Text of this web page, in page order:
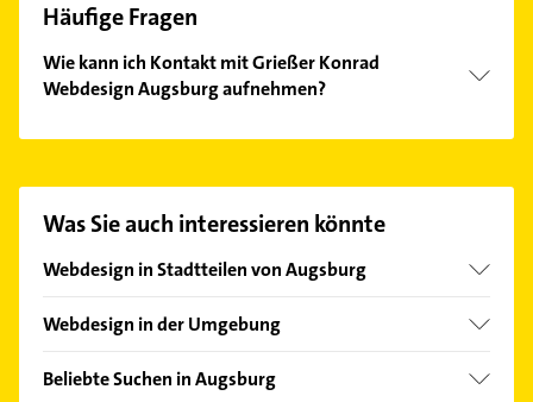
Häufige Fragen
Wie kann ich Kontakt mit Grießer Konrad
Webdesign Augsburg aufnehmen?
Hier finden Sie alleKontaktdaten
Was Sie auch interessieren könnte
Webdesign in Stadtteilen von Augsburg
Göggingen
Hochzoll
Webdesign in der Umgebung
Stadtbergen
Beliebte Suchen in Augsburg